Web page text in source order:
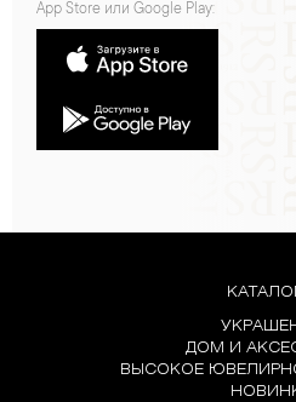
App Store или Google Play:
КАТАЛОГ
ДОМ И
ВЫСОКОЕ